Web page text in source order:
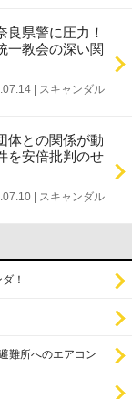
良県警に圧力！
一教会の深い関
| スキャンダル
との関係が動
を安倍批判のせ
| スキャンダル
！
難所へのエアコン